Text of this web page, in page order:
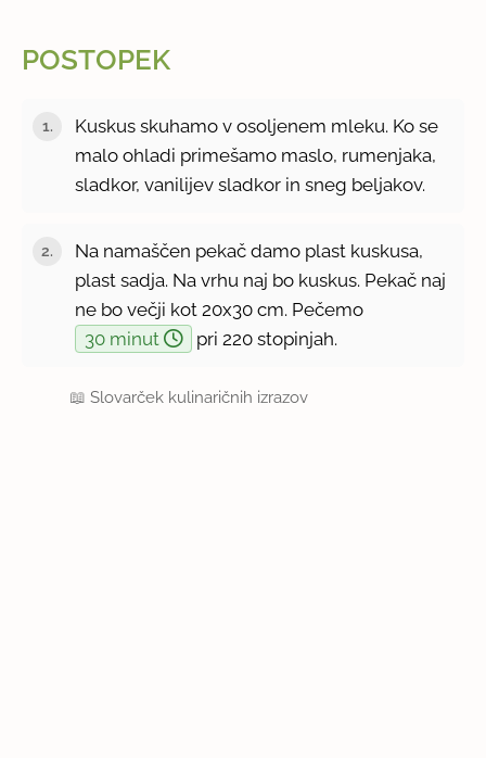
POSTOPEK
Kuskus skuhamo v osoljenem mleku. Ko se
malo ohladi primešamo maslo, rumenjaka,
sladkor, vanilijev sladkor in sneg beljakov.
Na namaščen pekač damo plast kuskusa,
plast sadja. Na vrhu naj bo kuskus. Pekač naj
ne bo večji kot 20x30 cm. Pečemo
30 minut
pri 220 stopinjah.
📖Slovarček kulinaričnih izrazov